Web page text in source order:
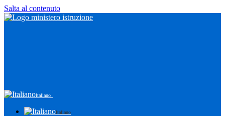
Salta al contenuto
Italiano
Italiano